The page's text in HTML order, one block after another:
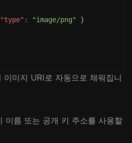
"type" : "image/png"
}
이미지 URI로 자동으로 채워집니
이름 또는 공개 키 주소를 사용할